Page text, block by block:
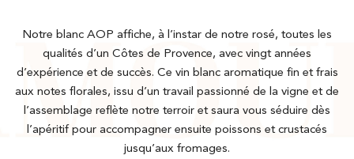
Notre blanc AOP affiche, à l’instar de notre rosé, toutes les
qualités d’un Côtes de Provence, avec vingt années
d’expérience et de succès. Ce vin blanc aromatique fin et frais
aux notes florales, issu d’un travail passionné de la vigne et de
l’assemblage reflète notre terroir et saura vous séduire dès
l’apéritif pour accompagner ensuite poissons et crustacés
jusqu’aux fromages.